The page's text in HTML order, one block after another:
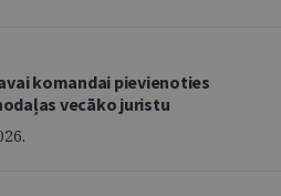
komandai pievienoties
vecāko juristu